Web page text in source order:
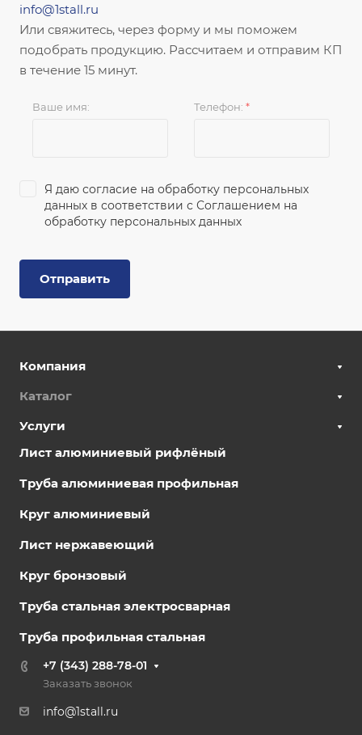
info@1stall.ru
Или свяжитесь, через форму и мы поможем
подобрать продукцию. Рассчитаем и отправим КП
в течение 15 минут.
Ваше имя: Телефон: *
Я даю согласие на обработку персональных
данных в соответствии с Соглашением на
обработку персональных данных
Отправить
Компания
Каталог
Услуги
Лист алюминиевый рифлёный
Труба алюминиевая профильная
Круг алюминиевый
Лист нержавеющий
Круг бронзовый
Труба стальная электросварная
Труба профильная стальная
+7 (343) 288-78-01
Заказать звонок
info@1stall.ru